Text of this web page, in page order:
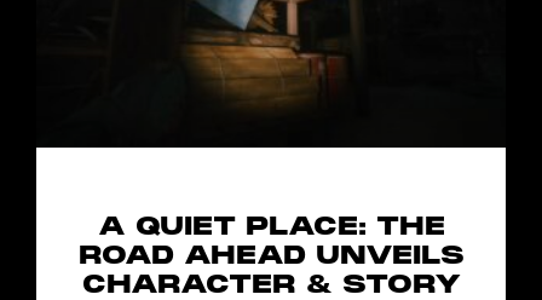
A QUIET PLACE: THE
ROAD AHEAD UNVEILS
CHARACTER & STORY